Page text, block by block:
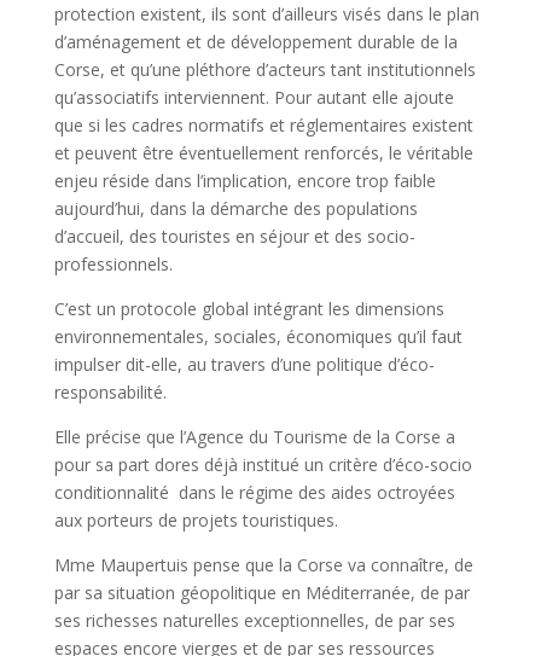
protection existent, ils sont d’ailleurs visés dans le plan
d’aménagement et de développement durable de la
Corse, et qu’une pléthore d’acteurs tant institutionnels
qu’associatifs interviennent. Pour autant elle ajoute
que si les cadres normatifs et réglementaires existent
et peuvent être éventuellement renforcés, le véritable
enjeu réside dans l’implication, encore trop faible
aujourd’hui, dans la démarche des populations
d’accueil, des touristes en séjour et des socio-
professionnels.
C’est un protocole global intégrant les dimensions
environnementales, sociales, économiques qu’il faut
impulser dit-elle, au travers d’une politique d’éco-
responsabilité.
Elle précise que l’Agence du Tourisme de la Corse a
pour sa part dores déjà institué un critère d’éco-socio
conditionnalité dans le régime des aides octroyées
aux porteurs de projets touristiques.
Mme Maupertuis pense que la Corse va connaître, de
par sa situation géopolitique en Méditerranée, de par
ses richesses naturelles exceptionnelles, de par ses
espaces encore vierges et de par ses ressources